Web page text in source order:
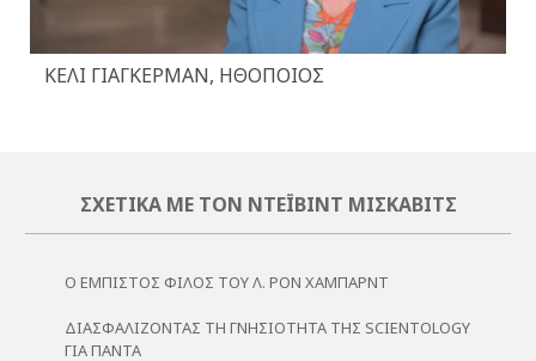
ΚΈΛΙ ΓΙΆΓΚΕΡΜΑΝ, ΗΘΟΠΟΙΌΣ
ΣΧΕΤΙΚΆ ΜΕ ΤΟΝ ΝΤΈΙΒΙΝΤ ΜΙΣΚΆΒΙΤΣ
Ο ΕΜΠΙΣΤΟΣ ΦΙΛΟΣ ΤΟΥ Λ. ΡΟΝ ΧΑΜΠΑΡΝΤ
ΔΙΑΣΦΑΛΊΖΟΝΤΑΣ ΤΗ ΓΝΗΣΙΌΤΗΤΑ ΤΗΣ SCIENTOLOGY
ΓΙΑ ΠΆΝΤΑ